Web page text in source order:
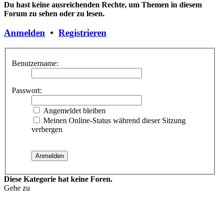
Du hast keine ausreichenden Rechte, um Themen in diesem
Forum zu sehen oder zu lesen.
Anmelden • Registrieren
Benutzername:
Passwort:
Angemeldet bleiben
Meinen Online-Status während dieser Sitzung
verbergen
Diese Kategorie hat keine Foren.
Gehe zu